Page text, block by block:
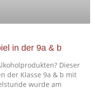
in der 9a & b
Dieser
der Klasse 9a & b mit
wurde am